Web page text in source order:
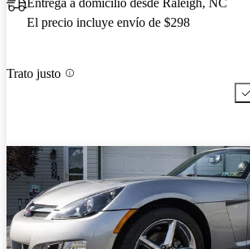
Entrega a domicilio desde Raleigh, NC
El precio incluye envío de $298
Trato justo